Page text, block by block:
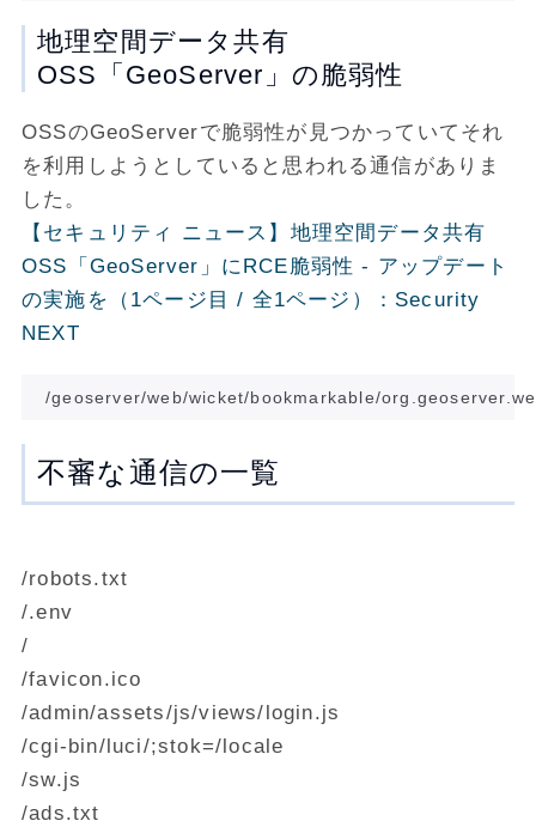
地理空間データ共有
OSS「GeoServer」の脆弱性
OSSのGeoServerで脆弱性が見つかっていてそれ
を利用しようとしていると思われる通信がありま
した。
【セキュリティ ニュース】地理空間データ共有
OSS「GeoServer」にRCE脆弱性 - アップデート
の実施を（1ページ目 / 全1ページ）：Security
NEXT
不審な通信の一覧
/robots.txt
/.env
/
/favicon.ico
/admin/assets/js/views/login.js
/cgi-bin/luci/;stok=/locale
/sw.js
/ads.txt